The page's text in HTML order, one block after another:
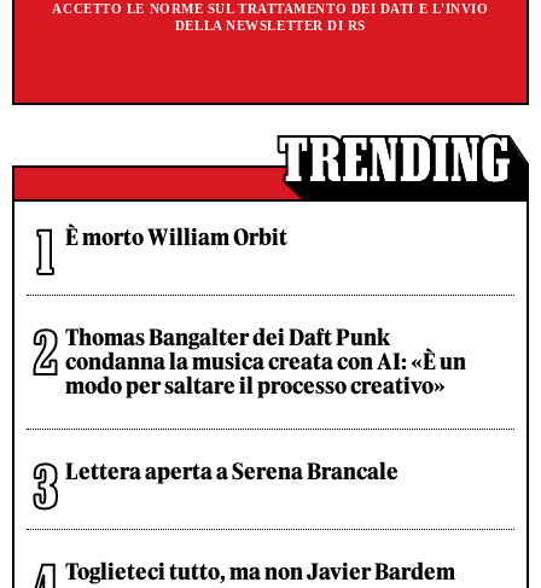
ACCETTO LE NORME SUL TRATTAMENTO DEI DATI E L'INVIO
DELLA NEWSLETTER DI RS
È morto William Orbit
Thomas Bangalter dei Daft Punk
condanna la musica creata con AI: «È un
modo per saltare il processo creativo»
Lettera aperta a Serena Brancale
Toglieteci tutto, ma non Javier Bardem